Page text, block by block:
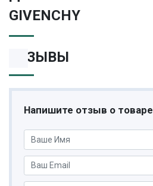
GIVENCHY
ОТЗЫВЫ
Напишите отзыв о товаре